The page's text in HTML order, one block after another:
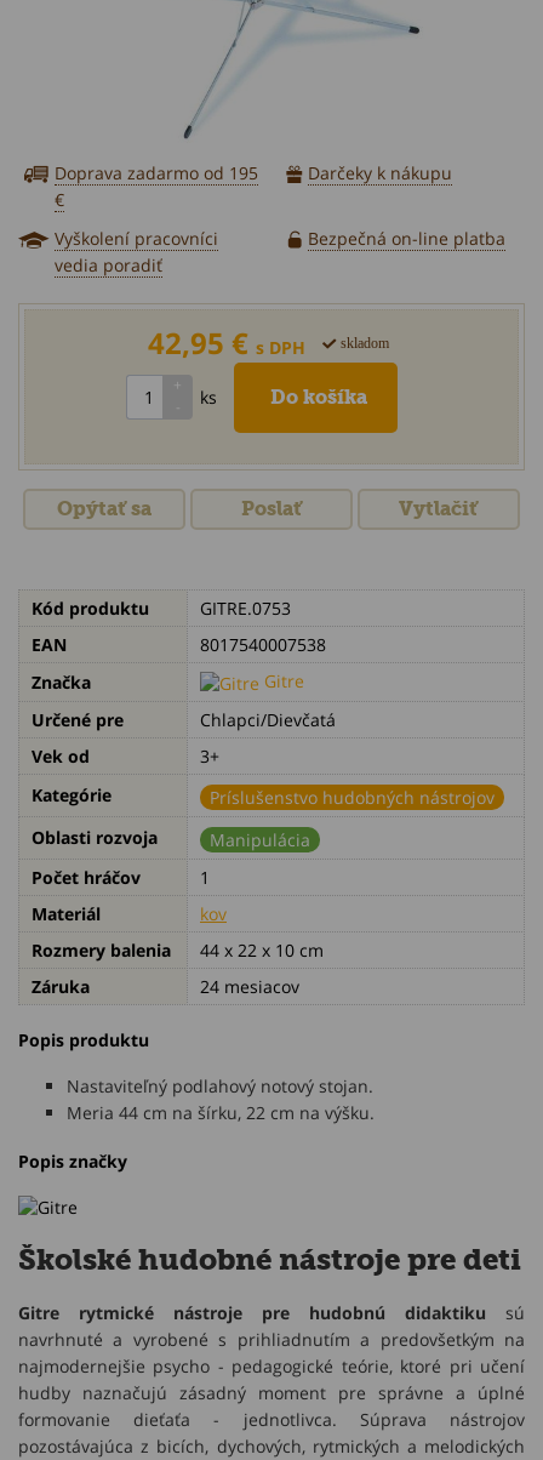
Doprava zadarmo od 195
€
Darčeky k nákupu
Vyškolení pracovníci
vedia poradiť
Bezpečná on-line platba
42,95 € s DPH skladom
ks
Opýtať sa Poslať Vytlačiť
Kód produktu
GITRE.0753
EAN
8017540007538
Značka
Gitre
Určené pre
Chlapci/Dievčatá
Vek od
3+
Kategórie
Príslušenstvo hudobných nástrojov
Oblasti rozvoja
Manipulácia
Počet hráčov
1
Materiál
kov
Rozmery balenia
44 x 22 x 10 cm
Záruka
24 mesiacov
Popis produktu
Nastaviteľný podlahový notový stojan.
Meria 44 cm na šírku, 22 cm na výšku.
Popis značky
Školské hudobné nástroje pre deti
Gitre rytmické nástroje pre hudobnú didaktiku sú
navrhnuté a vyrobené s prihliadnutím a predovšetkým na
najmodernejšie psycho - pedagogické teórie, ktoré pri učení
hudby naznačujú zásadný moment pre správne a úplné
formovanie dieťaťa - jednotlivca. Súprava nástrojov
pozostávajúca z bicích, dychových, rytmických a melodických